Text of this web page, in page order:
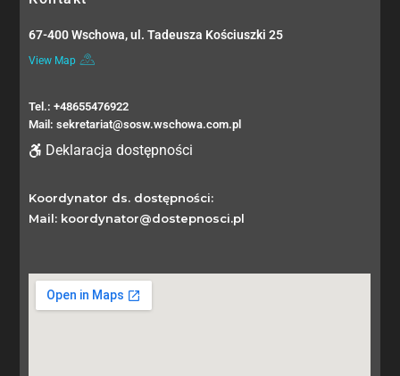
67-400 Wschowa, ul. Tadeusza Kościuszki 25
View Map
Tel.: +48655476922
Mail: sekretariat@sosw.wschowa.com.pl
Deklaracja dostępności
Koordynator ds. dostępności:
Mail: koordynator@dostepnosci.pl